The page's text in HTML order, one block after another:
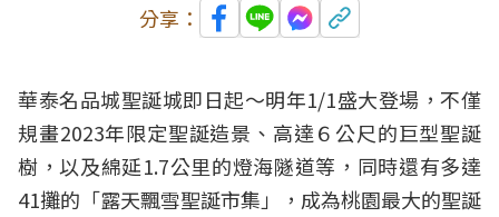
分享：
華泰名品城聖誕城即日起～明年1/1盛大登場，不僅
規畫2023年限定聖誕造景、高達６公尺的巨型聖誕
樹，以及綿延1.7公里的燈海隧道等，同時還有多達
41攤的「露天飄雪聖誕市集」，成為桃園最大的聖誕